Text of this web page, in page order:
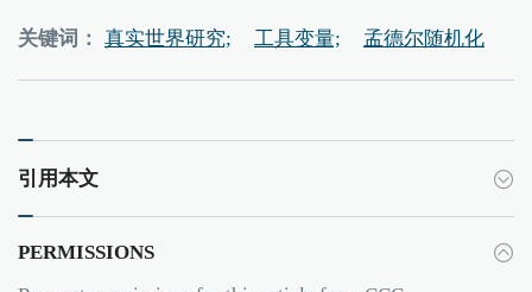
关键词： 真实世界研究; 工具变量; 孟德尔随机化
引用本文
PERMISSIONS